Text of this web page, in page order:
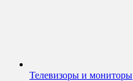
Телевизоры и мониторы